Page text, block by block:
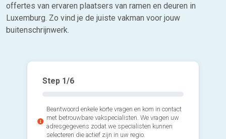
offertes van ervaren plaatsers van ramen en deuren in
Luxemburg. Zo vind je de juiste vakman voor jouw
buitenschrijnwerk.
Step 1/6
Beantwoord enkele korte vragen en kom in contact
met betrouwbare vakspecialisten. We vragen uw
adresgegevens zodat we specialisten kunnen
selecteren die actief zijn in uw regio.